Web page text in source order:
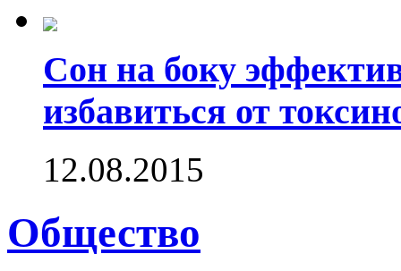
Сон на боку
избавиться от
12.08.2015
Общество